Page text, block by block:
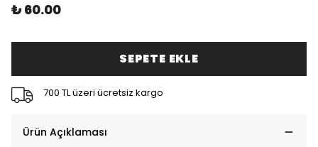
₺ 60.00
SEPETE EKLE
700 TL üzeri ücretsiz kargo
Ürün Açıklaması